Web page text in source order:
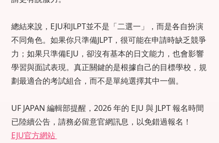
總結來說，EJU和JLPT並不是「二選一」，而是各自扮演
不同角色。如果你只準備JLPT，很可能在申請時缺乏競爭
力；如果只準備EJU，卻沒有基本的日文能力，也會影響
學習與面試表現。真正關鍵的是根據自己的目標學校，規
劃最適合的考試組合，而不是單純選擇其中一個。
UF JAPAN 編輯部提醒，2026 年的 EJU 與 JLPT 報名時間
已陸續公告，請務必留意官網訊息，以免錯過報名！
EJU官方網站